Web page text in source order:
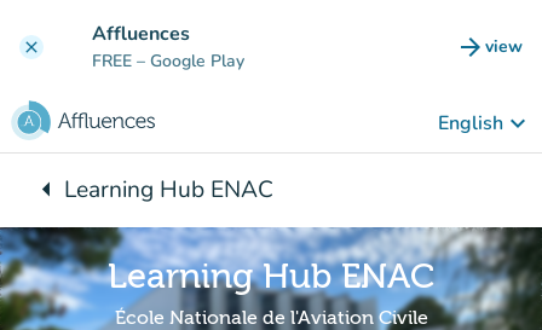
clear Affluences
FREE – Google Play arrow_forward view
(new
English keyboard_arrow_down
arrow_leftBack to:
Learning Hub ENAC
Learning Hub ENAC
École Nationale de l'Aviation Civile